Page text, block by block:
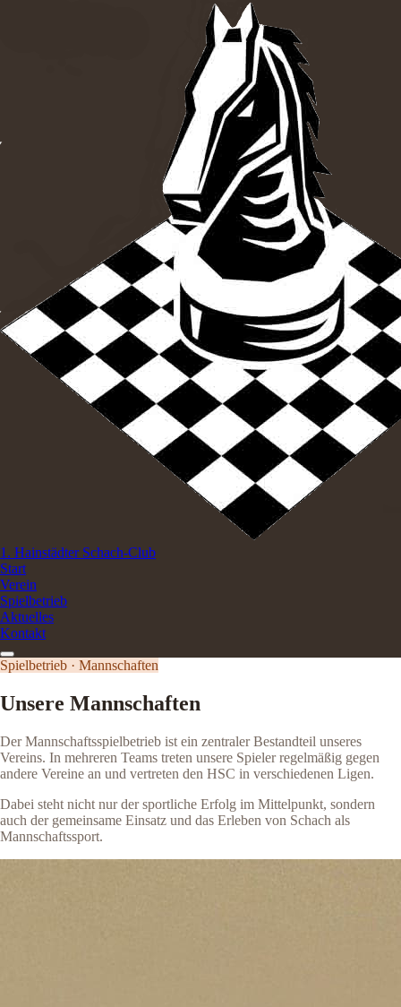
1. Hainstädter Schach-Club
Start
Verein
Spielbetrieb
Aktuelles
Kontakt
Spielbetrieb · Mannschaften
Unsere Mannschaften
Der Mannschaftsspielbetrieb ist ein zentraler Bestandteil unseres
Vereins. In mehreren Teams treten unsere Spieler regelmäßig gegen
andere Vereine an und vertreten den HSC in verschiedenen Ligen.
Dabei steht nicht nur der sportliche Erfolg im Mittelpunkt, sondern
auch der gemeinsame Einsatz und das Erleben von Schach als
Mannschaftssport.